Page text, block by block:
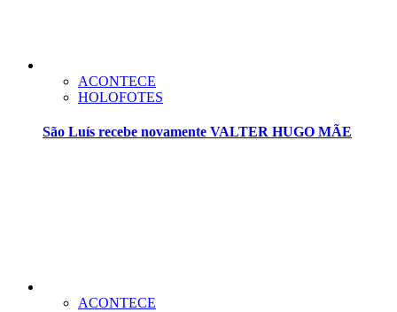
ACONTECE
HOLOFOTES
São Luís recebe novamente VALTER HUGO MÃE
ACONTECE